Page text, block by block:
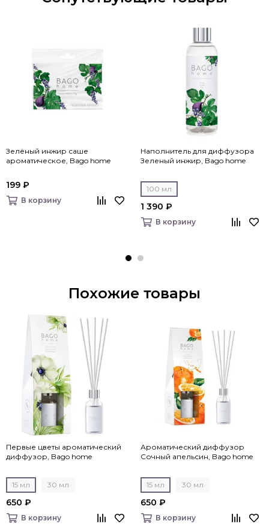
Зелёный инжир саше
ароматическое, Bago home
199 ₽
В корзину
Наполнитель для диффузора
Зеленый инжир, Bago home
100 мл
1 390 ₽
В корзину
Похожие товары
Первые цветы ароматический
диффузор, Bago home
15 мл 30 мл
650 ₽
В корзину
Ароматический диффузор
Сочный апельсин, Bago home
15 мл 30 мл
650 ₽
В корзину